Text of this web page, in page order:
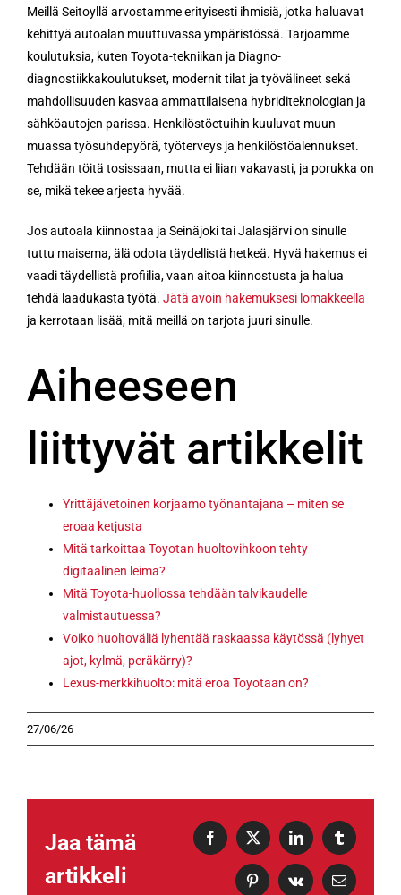
Meillä Seitoyllä arvostamme erityisesti ihmisiä, jotka haluavat
kehittyä autoalan muuttuvassa ympäristössä. Tarjoamme
koulutuksia, kuten Toyota-tekniikan ja Diagno-
diagnostiikkakoulutukset, modernit tilat ja työvälineet sekä
mahdollisuuden kasvaa ammattilaisena hybriditeknologian ja
sähköautojen parissa. Henkilöstöetuihin kuuluvat muun
muassa työsuhdepyörä, työterveys ja henkilöstöalennukset.
Tehdään töitä tosissaan, mutta ei liian vakavasti, ja porukka on
se, mikä tekee arjesta hyvää.
Jos autoala kiinnostaa ja Seinäjoki tai Jalasjärvi on sinulle
tuttu maisema, älä odota täydellistä hetkeä. Hyvä hakemus ei
vaadi täydellistä profiilia, vaan aitoa kiinnostusta ja halua
tehdä laadukasta työtä. Jätä avoin hakemuksesi lomakkeella
ja kerrotaan lisää, mitä meillä on tarjota juuri sinulle.
Aiheeseen
liittyvät artikkelit
Yrittäjävetoinen korjaamo työnantajana – miten se
eroaa ketjusta
Mitä tarkoittaa Toyotan huoltovihkoon tehty
digitaalinen leima?
Mitä Toyota-huollossa tehdään talvikaudelle
valmistautuessa?
Voiko huoltoväliä lyhentää raskaassa käytössä (lyhyet
ajot, kylmä, peräkärry)?
Lexus-merkkihuolto: mitä eroa Toyotaan on?
27/06/26
Jaa tämä
artikkeli
Facebook
X LinkedInTumblr
PinterestVk Sähköposti